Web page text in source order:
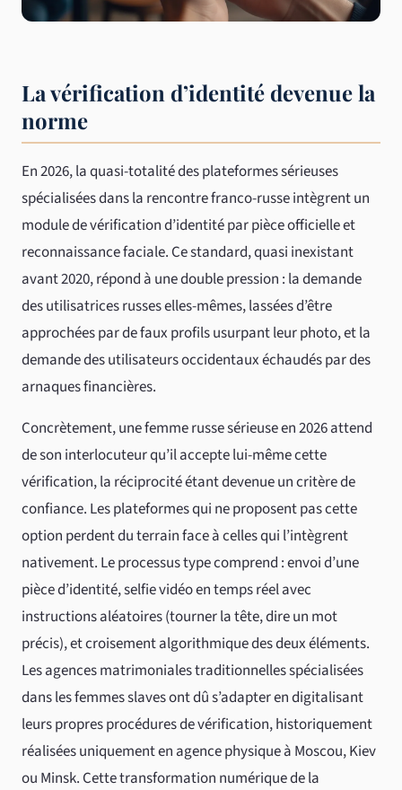
La vérification d’identité devenue la
norme
En 2026, la quasi-totalité des plateformes sérieuses
spécialisées dans la rencontre franco-russe intègrent un
module de vérification d’identité par pièce officielle et
reconnaissance faciale. Ce standard, quasi inexistant
avant 2020, répond à une double pression : la demande
des utilisatrices russes elles-mêmes, lassées d’être
approchées par de faux profils usurpant leur photo, et la
demande des utilisateurs occidentaux échaudés par des
arnaques financières.
Concrètement, une femme russe sérieuse en 2026 attend
de son interlocuteur qu’il accepte lui-même cette
vérification, la réciprocité étant devenue un critère de
confiance. Les plateformes qui ne proposent pas cette
option perdent du terrain face à celles qui l’intègrent
nativement. Le processus type comprend : envoi d’une
pièce d’identité, selfie vidéo en temps réel avec
instructions aléatoires (tourner la tête, dire un mot
précis), et croisement algorithmique des deux éléments.
Les agences matrimoniales traditionnelles spécialisées
dans les femmes slaves ont dû s’adapter en digitalisant
leurs propres procédures de vérification, historiquement
réalisées uniquement en agence physique à Moscou, Kiev
ou Minsk. Cette transformation numérique de la